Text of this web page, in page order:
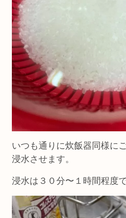
いつも通りに炊飯器同様に
浸水させます。
浸水は３０分〜１時間程度で